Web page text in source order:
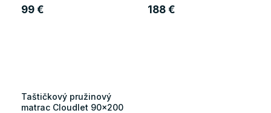
99 € 188 €
Taštičkový pružinový
matrac Cloudlet 90x200